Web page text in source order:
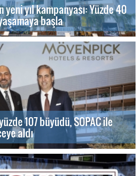
yeni yıl kampanyası: Yüzde 40
başla
107 büyüdü, SOPAC ile
aldı